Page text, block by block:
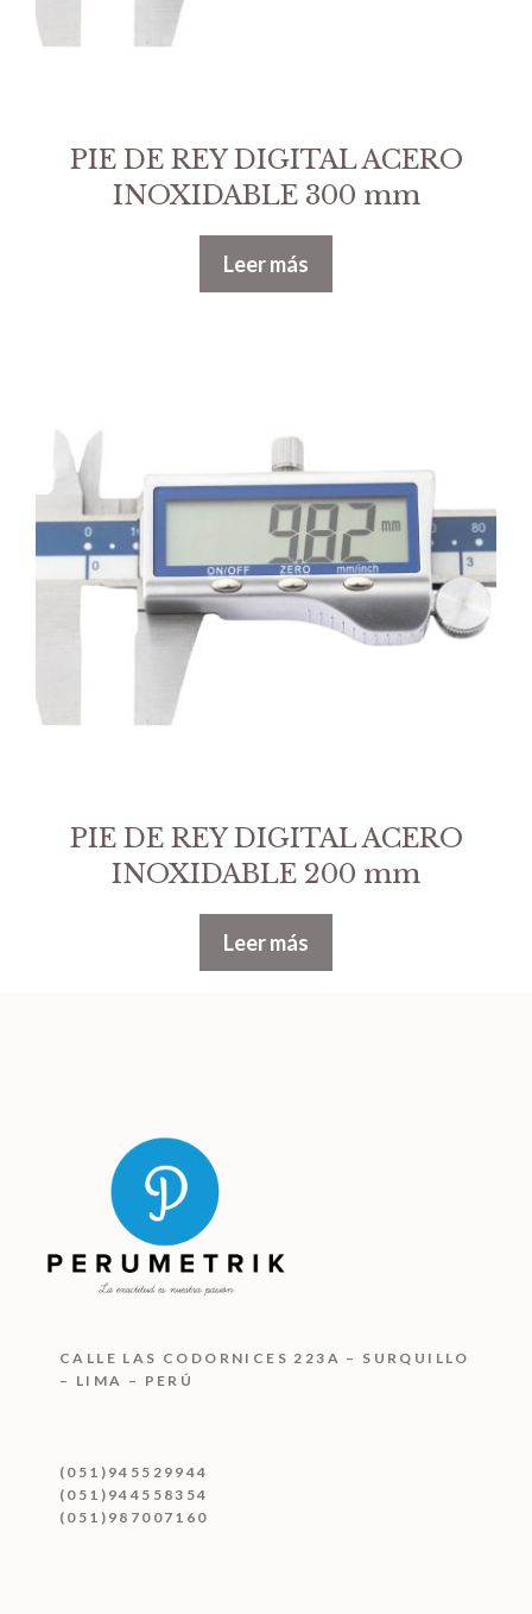
PIE DE REY DIGITAL ACERO
INOXIDABLE 300 mm
Leer más
PIE DE REY DIGITAL ACERO
INOXIDABLE 200 mm
Leer más
CALLE LAS CODORNICES 223A – SURQUILLO
– LIMA – PERÚ
(051)945529944
(051)944558354
(051)987007160